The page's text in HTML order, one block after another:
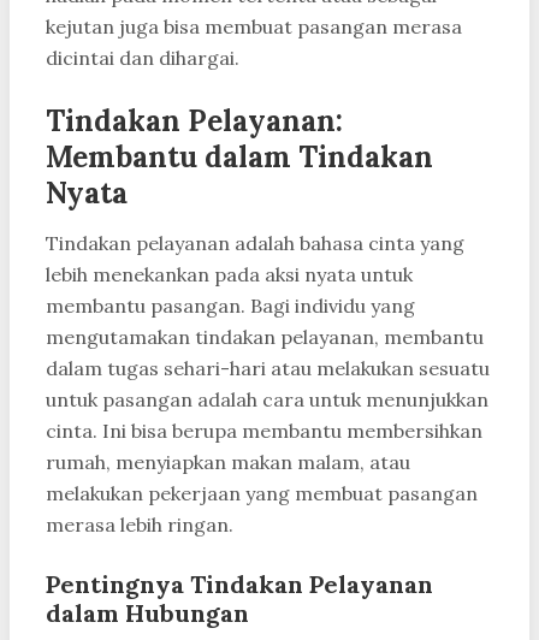
kejutan juga bisa membuat pasangan merasa
dicintai dan dihargai.
Tindakan Pelayanan:
Membantu dalam Tindakan
Nyata
Tindakan pelayanan adalah bahasa cinta yang
lebih menekankan pada aksi nyata untuk
membantu pasangan. Bagi individu yang
mengutamakan tindakan pelayanan, membantu
dalam tugas sehari-hari atau melakukan sesuatu
untuk pasangan adalah cara untuk menunjukkan
cinta. Ini bisa berupa membantu membersihkan
rumah, menyiapkan makan malam, atau
melakukan pekerjaan yang membuat pasangan
merasa lebih ringan.
Pentingnya Tindakan Pelayanan
dalam Hubungan